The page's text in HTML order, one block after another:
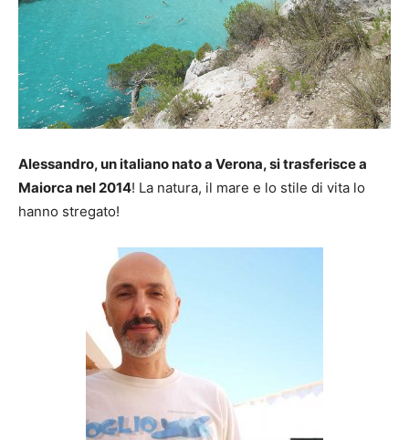
Alessandro, un italiano nato a Verona, si trasferisce a
Maiorca nel 2014! La natura, il mare e lo stile di vita lo
hanno stregato!